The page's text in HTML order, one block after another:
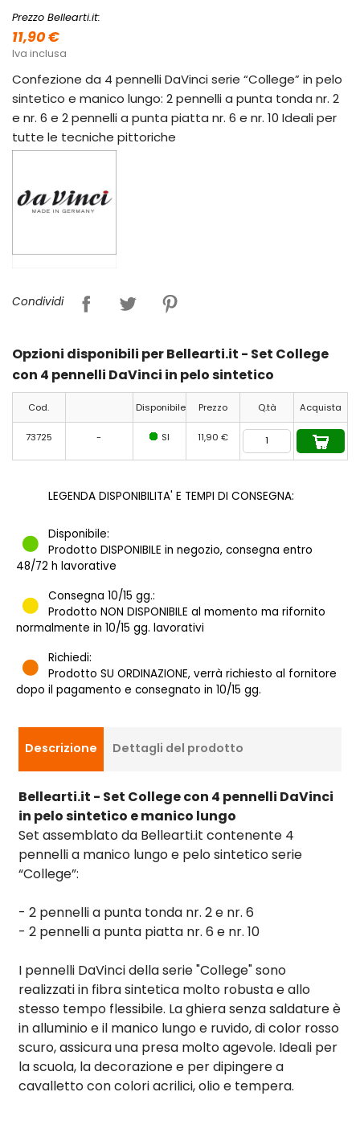
Prezzo Bellearti.it:
11,90 €
Iva inclusa
Confezione da 4 pennelli DaVinci serie “College” in pelo
sintetico e manico lungo: 2 pennelli a punta tonda nr. 2
e nr. 6 e 2 pennelli a punta piatta nr. 6 e nr. 10 Ideali per
tutte le tecniche pittoriche
Condividi
Opzioni disponibili per Bellearti.it - Set College
con 4 pennelli DaVinci in pelo sintetico
Cod. Disponibile Prezzo Q.tà Acquista
73725 - SI 11,90 €
LEGENDA DISPONIBILITA' E TEMPI DI CONSEGNA:
Disponibile:
Prodotto DISPONIBILE in negozio, consegna entro
48/72 h lavorative
Consegna 10/15 gg.:
Prodotto NON DISPONIBILE al momento ma rifornito
normalmente in 10/15 gg. lavorativi
Richiedi:
Prodotto SU ORDINAZIONE, verrà richiesto al fornitore
dopo il pagamento e consegnato in 10/15 gg.
Descrizione Dettagli del prodotto
Bellearti.it - Set College con 4 pennelli DaVinci
in pelo sintetico e manico lungo
Set assemblato da Bellearti.it contenente 4
pennelli a manico lungo e pelo sintetico serie
“College”:
- 2 pennelli a punta tonda nr. 2 e nr. 6
- 2 pennelli a punta piatta nr. 6 e nr. 10
I pennelli DaVinci della serie "College" sono
realizzati in fibra sintetica molto robusta e allo
stesso tempo flessibile. La ghiera senza saldature è
in alluminio e il manico lungo e ruvido, di color rosso
scuro, assicura una presa molto agevole. Ideali per
la scuola, la decorazione e per dipingere a
cavalletto con colori acrilici, olio e tempera.